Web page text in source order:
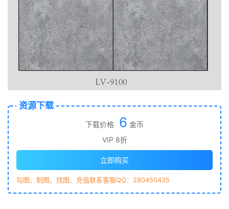
资源下载
下载价格 6 金币
VIP 8折
立即购买
勾图、制图、找图、充值联系客服QQ：280450435